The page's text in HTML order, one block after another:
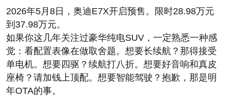
作：
一是终身免费OTA升级，且路线图已经明确排到今年
12月——从离车泊入到“车位到车位”智驾，一步步兑
现。
二是搭建车主专属社群，潮改、露营、自驾游，把一
台车变成年轻人兴趣社交的入口。
你看懂了吗？埃安在做的不是“卖一台车”，而是“运营
一段关系”。而这场由世界冠军亲手交付的仪式，就是
2026年5月8日，奥迪E7X开启预售。限时28.98万元
到37.98万元。
如果你这几年关注过豪华纯电SUV，一定熟悉一种感
觉：看配置表像在做取舍题。想要长续航？那得接受
单电机。想要四驱？续航打八折。想要好音响和真皮
座椅？请加钱上顶配。想要智能驾驶？抱歉，那是明
年OTA的事。